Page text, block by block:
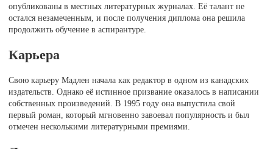
опубликованы в местных литературных журналах. Её талант не
остался незамеченным, и после получения диплома она решила
продолжить обучение в аспирантуре.
Карьера
Свою карьеру Мадлен начала как редактор в одном из канадских
издательств. Однако её истинное призвание оказалось в написании
собственных произведений. В 1995 году она выпустила свой
первый роман, который мгновенно завоевал популярность и был
отмечен несколькими литературными премиями.